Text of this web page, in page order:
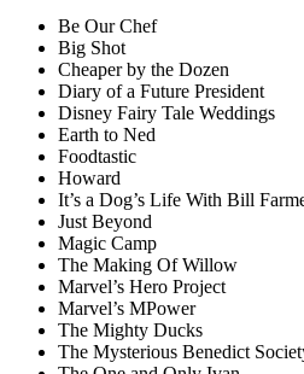
Be Our Chef
Big Shot
Cheaper by the Dozen
Diary of a Future President
Disney Fairy Tale Weddings
Earth to Ned
Foodtastic
Howard
It’s a Dog’s Life With Bill
Just Beyond
Magic Camp
The Making Of Willow
Marvel’s Hero Project
Marvel’s MPower
The Mighty Ducks
The Mysterious Benedict